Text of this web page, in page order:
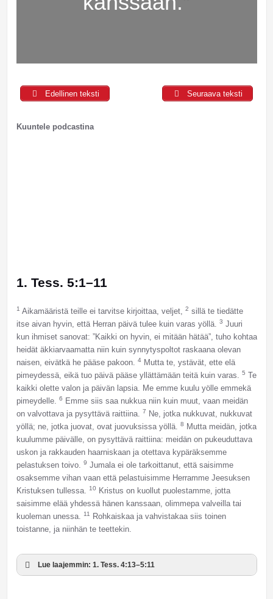
Edellinen teksti Seuraava teksti
Kuuntele podcastina
1. Tess. 5:1–11
1 Aikamääristä teille ei tarvitse kirjoittaa, veljet, 2 sillä te tiedätte
itse aivan hyvin, että Herran päivä tulee kuin varas yöllä. 3 Juuri
kun ihmiset sanovat: ”Kaikki on hyvin, ei mitään hätää”, tuho kohtaa
heidät äkkiarvaamatta niin kuin synnytyspoltot raskaana olevan
naisen, eivätkä he pääse pakoon. 4Mutta te, ystävät, ette elä
pimeydessä, eikä tuo päivä pääse yllättämään teitä kuin varas. 5 Te
kaikki olette valon ja päivän lapsia. Me emme kuulu yölle emmekä
pimeydelle. 6
Emme siis saa nukkua niin kuin muut, vaan meidän
on valvottava ja pysyttävä raittiina. 7
Ne, jotka nukkuvat, nukkuvat
yöllä; ne, jotka juovat, ovat juovuksissa yöllä. 8
Mutta meidän, jotka
kuulumme päivälle, on pysyttävä raittiina: meidän on pukeuduttava
uskon ja rakkauden haarniskaan ja otettava kypäräksemme
pelastuksen toivo. 9 Jumala ei ole tarkoittanut, että saisimme
osaksemme vihan vaan että pelastuisimme Herramme Jeesuksen
Kristuksen tullessa. 10
Kristus on kuollut puolestamme, jotta
saisimme elää yhdessä hänen kanssaan, olimmepa valveilla tai
kuoleman unessa. 11
Rohkaiskaa ja vahvistakaa siis toinen
toistanne, ja niinhän te teettekin.
Lue laajemmin: 1. Tess. 4:13–5:11